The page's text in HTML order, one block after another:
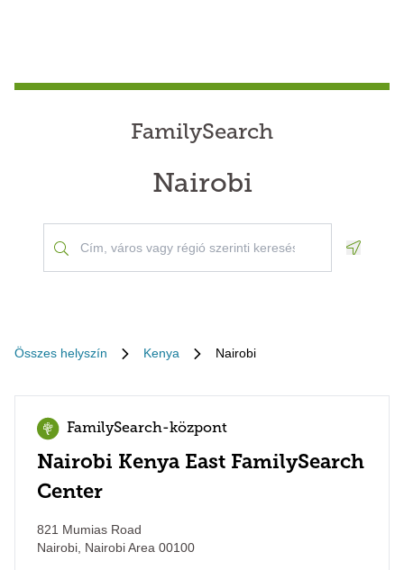
FamilySearch
Nairobi
Összes helyszín Kenya Nairobi
FamilySearch-központ
Nairobi Kenya East FamilySearch
Center
821 Mumias Road
Nairobi Nairobi Area 00100